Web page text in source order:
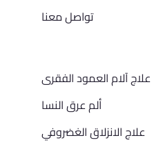
تواصل معنا
علاج آلام العمود الفقرى
ألم عرق النسا
علاج الانزلاق الغضروفي